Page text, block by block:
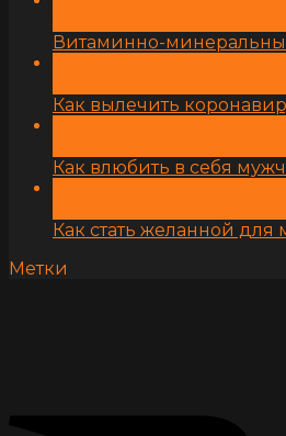
Витаминно-
Как вылечить
Как влюбить в себя
Как стать желанной
Метки